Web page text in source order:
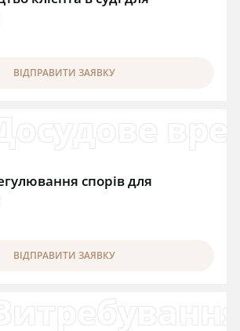
ВІДПРАВИТИ ЗАЯВКУ
спорів для
ВІДПРАВИТИ ЗАЯВКУ